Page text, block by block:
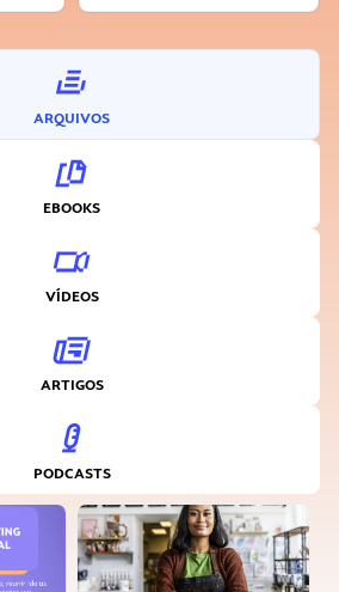
ARQUIVOS
EBOOKS
VÍDEOS
ARTIGOS
PODCASTS